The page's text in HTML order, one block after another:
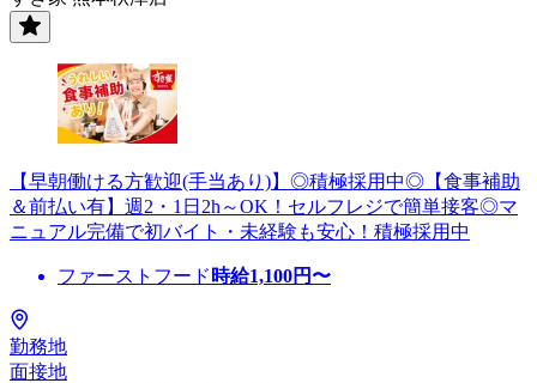
【早朝働ける方歓迎(手当あり)】◎積極採用中◎【食事補助
＆前払い有】週2・1日2h～OK！セルフレジで簡単接客◎マ
ニュアル完備で初バイト・未経験も安心！積極採用中
ファーストフード 時給1,100円〜
勤務地
面接地